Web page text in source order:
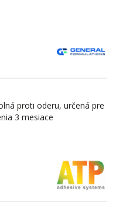
proti oderu, určená pre
3 mesiace